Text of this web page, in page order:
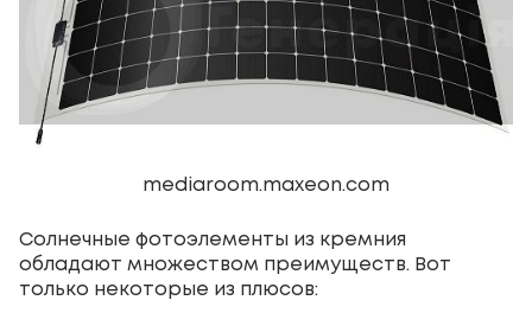
mediaroom.maxeon.com
Солнечные фотоэлементы из кремния
обладают множеством преимуществ. Вот
только некоторые из плюсов: